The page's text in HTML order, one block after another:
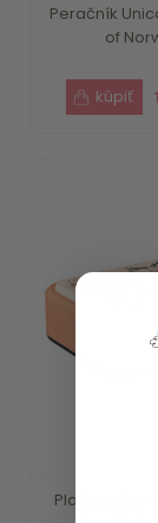
Peračník
of
Plastový box